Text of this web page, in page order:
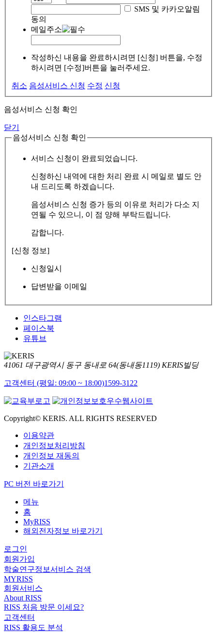
SMS 및 카카오알림
동의
메일주소
작성하신 내용을 완료하시려면 [신청] 버튼을, 수정
하시려면 [수정]버튼을 눌러주세요.
취소 음성서비스 신청 수정 신청
음성서비스 신청 확인
닫기
음성서비스 신청 확인
서비스 신청이 완료되었습니다.
신청하신 내역에 대한 처리 완료 시 메일로 별도 안
내 드리도록 하겠습니다.
음성서비스 신청 증가 등의 이유로 처리가 다소 지
연될 수 있으니, 이 점 양해 부탁드립니다.
감합니다.
[신청 정보]
신청일시
답변받을 이메일
인스타그램
페이스북
유튜브
41061 대구광역시 동구 동내로 64(동내동1119) KERIS빌딩
고객센터 (평일: 09:00 ~ 18:00)1599-3122
Copyright© KERIS. ALL RIGHTS RESERVED
이용약관
개인정보처리방침
개인정보 재동의
기관소개
PC 버전 바로가기
메뉴
홈
MyRISS
해외전자정보 바로가기
로그인
회원가입
학술연구정보서비스 검색
MYRISS
회원서비스
About RISS
RISS 처음 방문 이세요?
고객센터
RISS 활용도 분석